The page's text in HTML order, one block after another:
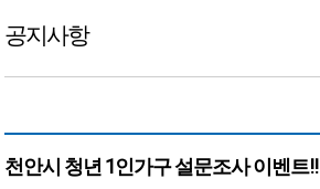
공지사항
천안시 청년 1인가구 설문조사 이벤트!!